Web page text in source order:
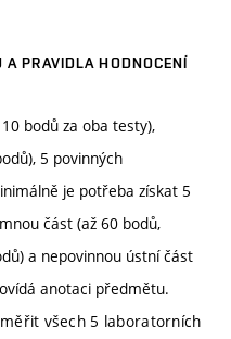
PRAVIDLA HODNOCENÍ
bodů za oba testy),
5 povinných
je potřeba získat 5
část (až 60 bodů,
a nepovinnou ústní část
anotaci předmětu.
všech 5 laboratorních